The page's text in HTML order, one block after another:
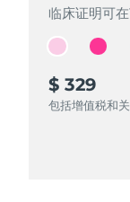
临床证明可在
$ 329
包括增值税和
临床证明可在
$ 319
包括增值税和
临床证明可在
$ 309
包括增值税和
临床证明可在
$ 299
包括增值税和
生发
捷克